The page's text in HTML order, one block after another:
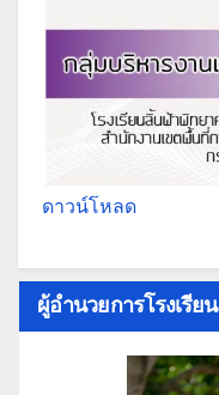
ดาวน์โหลด
ผู้อำนวยการโรงเรียน